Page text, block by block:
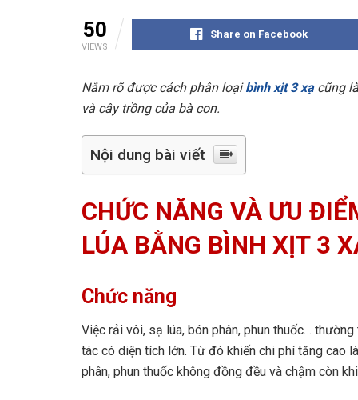
50
VIEWS
Share on Facebook
Nắm rõ được cách phân loạibình xịt 3 xạcũng
và cây trồng của bà con.
Nội dung bài viết
CHỨC NĂNG VÀ ƯU
LÚA BẰNG BÌNH XỊT 3
Chức năng
Việc rải vôi, sạ lúa, bón phân, phun thuốc…
tác có diện tích lớn. Từ đó khiến chi phí tăng cao
phân, phun thuốc không đồng đều và chậm còn